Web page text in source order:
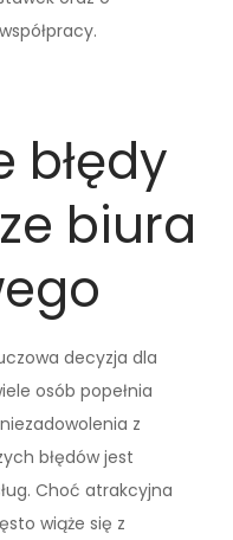
błędy
biura
decyzja dla
osób popełnia
z
błędów jest
Choć atrakcyjna
wiąże się z